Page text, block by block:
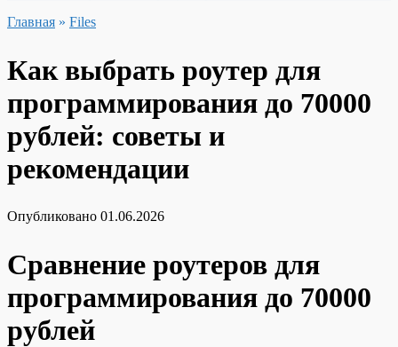
Главная » Files
Как выбрать роутер для
программирования до 70000
рублей: советы и
рекомендации
Опубликовано 01.06.2026
Сравнение роутеров для
программирования до 70000
рублей